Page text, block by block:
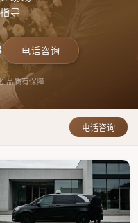
导
电话咨询
品质有保障
电话咨询